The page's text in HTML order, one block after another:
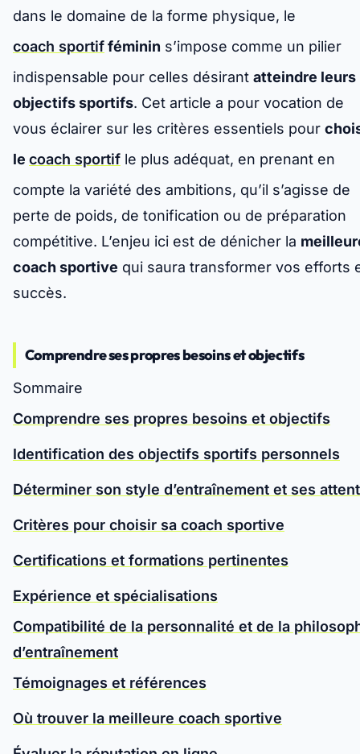
dans le domaine de la forme physique, le
coach sportifféminin s’impose comme un pilier
indispensable pour celles désirant atteindre leurs
objectifs sportifs. Cet article a pour vocation de
vous éclairer sur les critères essentiels pour
le coach sportif le plus adéquat, en prenant en
compte la variété des ambitions, qu’il s’agisse de
perte de poids, de tonification ou de préparation
compétitive. L’enjeu ici est de dénicher la
coach sportive qui saura transformer vos efforts
succès.
Comprendre ses propres besoins et objectifs
Sommaire
Comprendre ses propres besoins et objectifs
Identification des objectifs sportifs personnels
Déterminer son style d’entraînement et ses
Critères pour choisir sa coach sportive
Certifications et formations pertinentes
Expérience et spécialisations
Compatibilité de la personnalité et de la
d’entraînement
Témoignages et références
Où trouver la meilleure coach sportive